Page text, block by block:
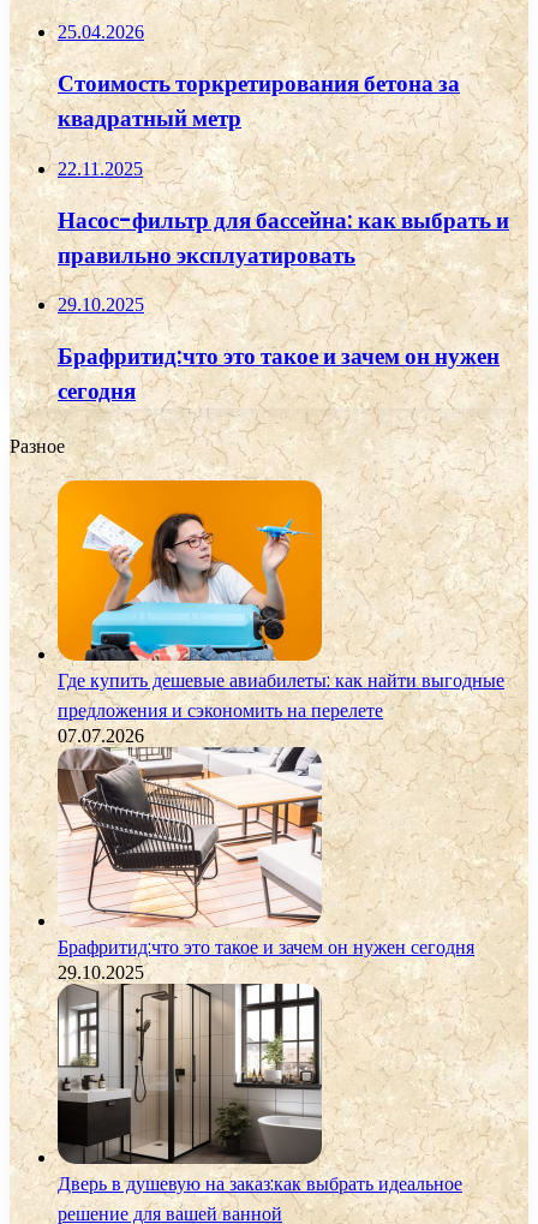
25.04.2026
Стоимость торкретирования бетона за
квадратный метр
22.11.2025
Насос-фильтр для бассейна: как выбрать и
правильно эксплуатировать
29.10.2025
Брафритид:что это такое и зачем он нужен
сегодня
Разное
Где купить дешевые авиабилеты: как найти выгодные
предложения и сэкономить на перелете
07.07.2026
Брафритид:что это такое и зачем он нужен сегодня
29.10.2025
Дверь в душевую на заказ:как выбрать идеальное
решение для вашей ванной